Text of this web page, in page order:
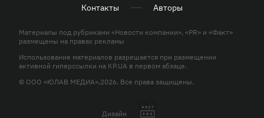
Контакты Авторы
Материалы под рубриками «Новости компании», «PR» и «Факт»
размещены на правах рекламы
Использование материалов разрешается при размещении
активной гиперссылки на KP.UA в первом абзаце.
© ООО «ЮЛАВ МЕДИА»,2026. Все права защищены.
Дизайн